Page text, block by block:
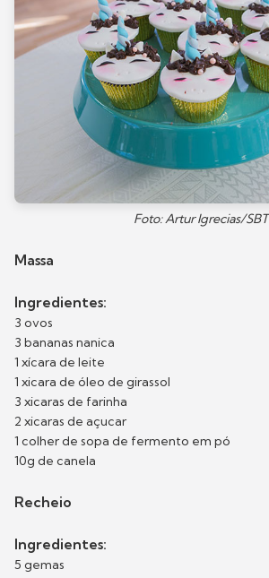
Foto: Artur Igrecias/SBT
Massa
Ingredientes:
3 ovos
3 bananas nanica
1 xícara de leite
1 xicara de óleo de girassol
3 xicaras de farinha
2 xicaras de açucar
1 colher de sopa de fermento em pó
10g de canela
Recheio
Ingredientes:
5 gemas